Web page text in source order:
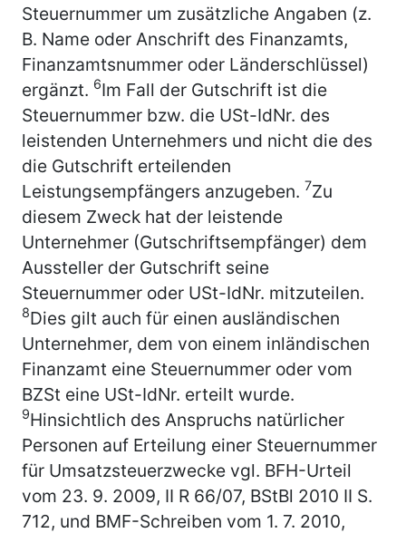
Steuernummer um zusätzliche Angaben (z.
B. Name oder Anschrift des Finanzamts,
Finanzamtsnummer oder Länderschlüssel)
ergänzt. 6Im Fall der Gutschrift ist die
Steuernummer bzw. die USt-IdNr. des
leistenden Unternehmers und nicht die des
die Gutschrift erteilenden
Leistungsempfängers anzugeben. 7Zu
diesem Zweck hat der leistende
Unternehmer (Gutschriftsempfänger) dem
Aussteller der Gutschrift seine
Steuernummer oder USt-IdNr. mitzuteilen.
8Dies gilt auch für einen ausländischen
Unternehmer, dem von einem inländischen
Finanzamt eine Steuernummer oder vom
BZSt eine USt-IdNr. erteilt wurde.
9Hinsichtlich des Anspruchs natürlicher
Personen auf Erteilung einer Steuernummer
für Umsatzsteuerzwecke vgl. BFH-Urteil
vom 23. 9. 2009, II R 66/07, BStBl 2010 II S.
712, und BMF-Schreiben vom 1. 7. 2010,